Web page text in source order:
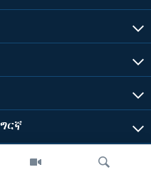
ብመሰል ጸሓፊ ዝተሓለወዩ።